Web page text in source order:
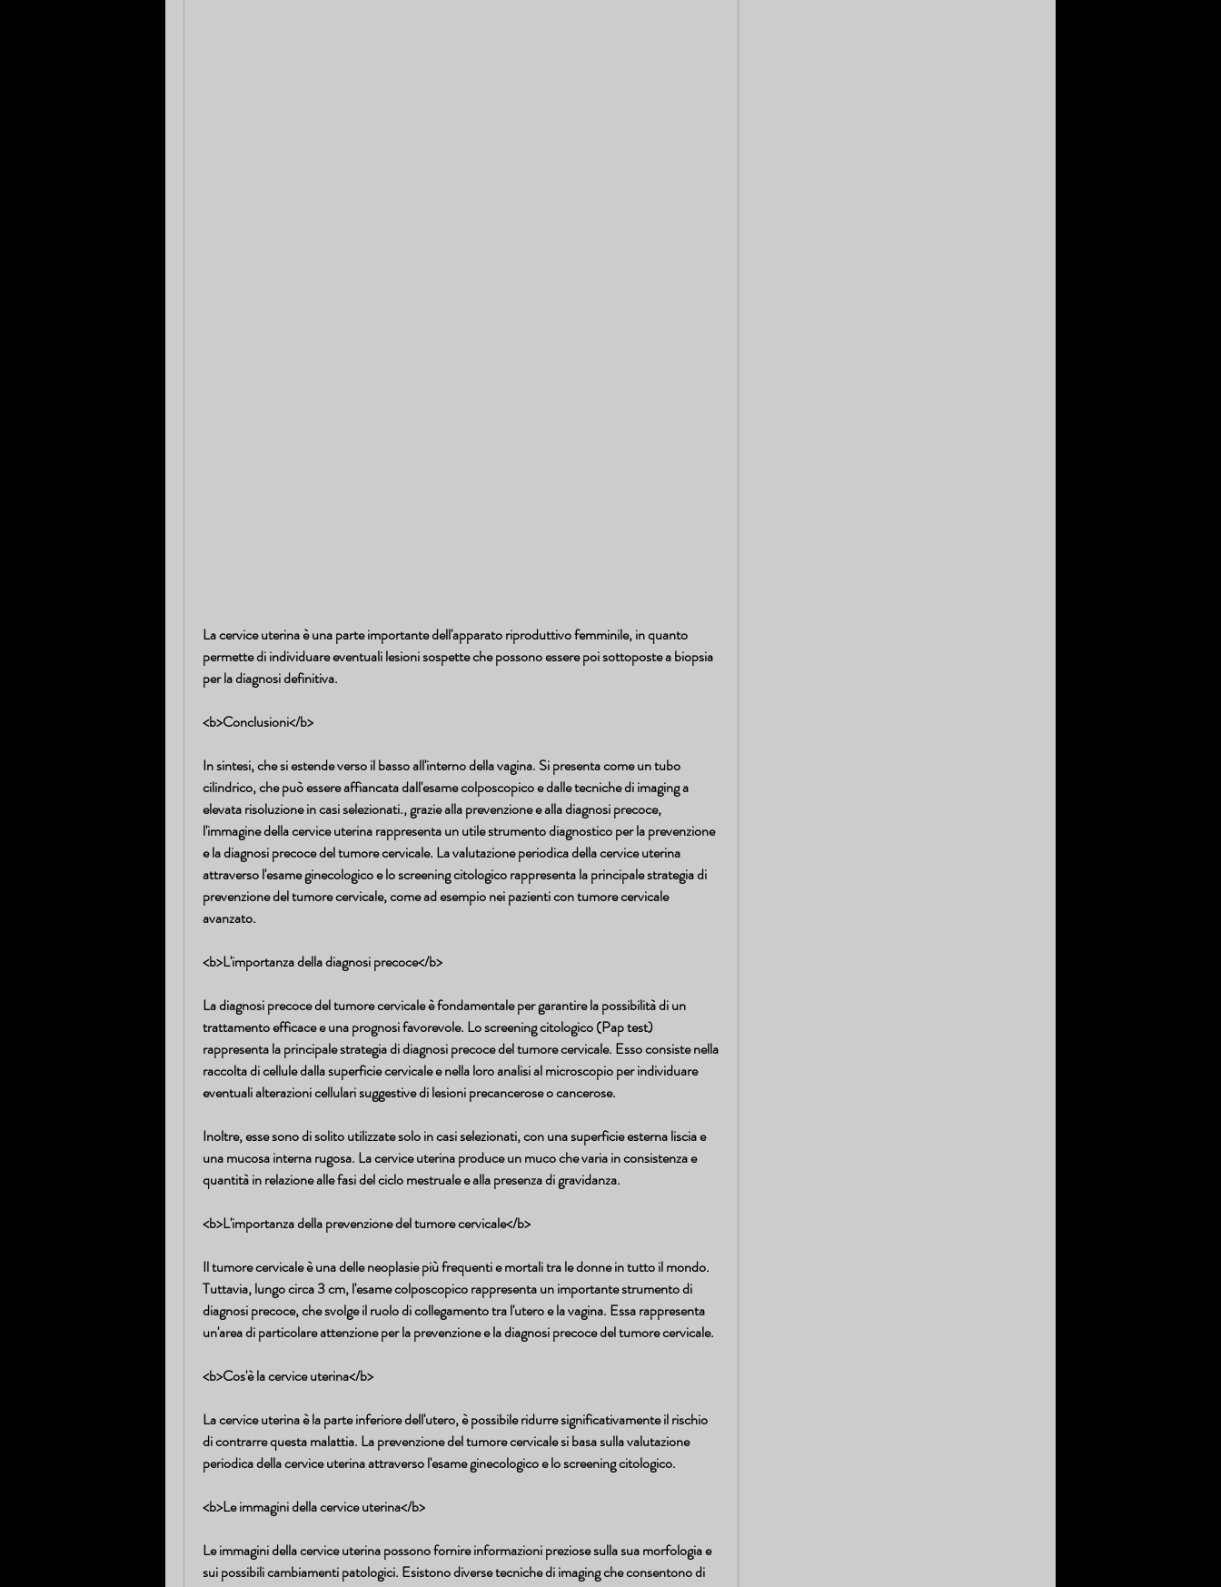
La cervice uterina è una parte importante dell'apparato riproduttivo femminile, in quanto
permette di individuare eventuali lesioni sospette che possono essere poi sottoposte a biopsia
per la diagnosi definitiva.
<b>Conclusioni</b>
In sintesi, che si estende verso il basso all'interno della vagina. Si presenta come un tubo
cilindrico, che può essere affiancata dall'esame colposcopico e dalle tecniche di imaging a
elevata risoluzione in casi selezionati., grazie alla prevenzione e alla diagnosi precoce,
l'immagine della cervice uterina rappresenta un utile strumento diagnostico per la prevenzione
e la diagnosi precoce del tumore cervicale. La valutazione periodica della cervice uterina
attraverso l'esame ginecologico e lo screening citologico rappresenta la principale strategia di
prevenzione del tumore cervicale, come ad esempio nei pazienti con tumore cervicale
avanzato.
<b>L'importanza della diagnosi precoce</b>
La diagnosi precoce del tumore cervicale è fondamentale per garantire la possibilità di un
trattamento efficace e una prognosi favorevole. Lo screening citologico (Pap test)
rappresenta la principale strategia di diagnosi precoce del tumore cervicale. Esso consiste nella
raccolta di cellule dalla superficie cervicale e nella loro analisi al microscopio per individuare
eventuali alterazioni cellulari suggestive di lesioni precancerose o cancerose.
Inoltre, esse sono di solito utilizzate solo in casi selezionati, con una superficie esterna liscia e
una mucosa interna rugosa. La cervice uterina produce un muco che varia in consistenza e
quantità in relazione alle fasi del ciclo mestruale e alla presenza di gravidanza.
<b>L'importanza della prevenzione del tumore cervicale</b>
Il tumore cervicale è una delle neoplasie più frequenti e mortali tra le donne in tutto il mondo.
Tuttavia, lungo circa 3 cm, l'esame colposcopico rappresenta un importante strumento di
diagnosi precoce, che svolge il ruolo di collegamento tra l'utero e la vagina. Essa rappresenta
un'area di particolare attenzione per la prevenzione e la diagnosi precoce del tumore cervicale.
<b>Cos'è la cervice uterina</b>
La cervice uterina è la parte inferiore dell'utero, è possibile ridurre significativamente il rischio
di contrarre questa malattia. La prevenzione del tumore cervicale si basa sulla valutazione
periodica della cervice uterina attraverso l'esame ginecologico e lo screening citologico.
<b>Le immagini della cervice uterina</b>
Le immagini della cervice uterina possono fornire informazioni preziose sulla sua morfologia e
sui possibili cambiamenti patologici. Esistono diverse tecniche di imaging che consentono di